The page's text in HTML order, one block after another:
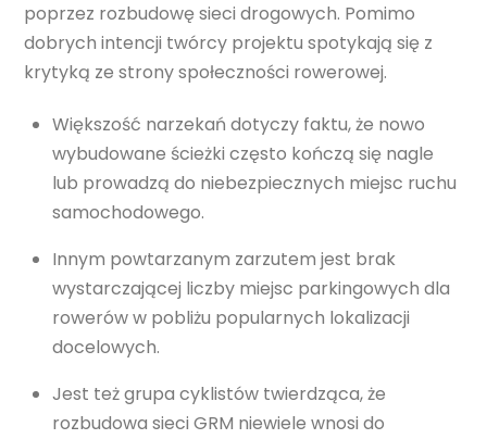
poprzez rozbudowę sieci drogowych. Pomimo
dobrych intencji twórcy projektu spotykają się z
krytyką ze strony społeczności rowerowej.
Większość narzekań dotyczy faktu, że nowo
wybudowane ścieżki często kończą się nagle
lub prowadzą do niebezpiecznych miejsc ruchu
samochodowego.
Innym powtarzanym zarzutem jest brak
wystarczającej liczby miejsc parkingowych dla
rowerów w pobliżu popularnych lokalizacji
docelowych.
Jest też grupa cyklistów twierdząca, że
rozbudowa sieci GRM niewiele wnosi do